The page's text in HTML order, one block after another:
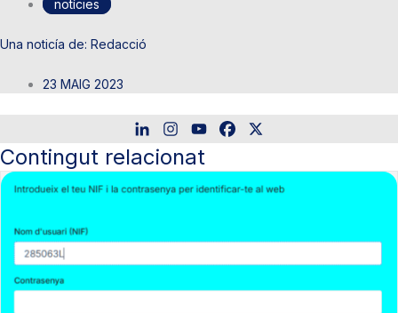
notícies
Redacció
23 MAIG 2023
Contingut relacionat